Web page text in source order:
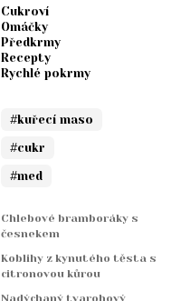
Cukroví
Omáčky
Předkrmy
Recepty
Rychlé pokrmy
#kuřecí maso
#cukr
#med
Chlebové bramboráky s
česnekem
Koblihy z kynutého těsta s
citronovou kůrou
Nadýchaný tvarohový